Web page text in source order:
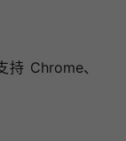
Chrome、